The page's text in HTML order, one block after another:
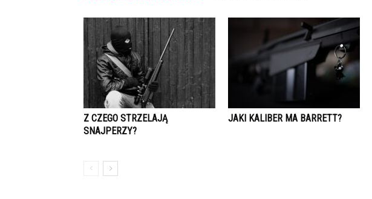
Z CZEGO STRZELAJĄ
SNAJPERZY?
JAKI KALIBER MA BARRETT?